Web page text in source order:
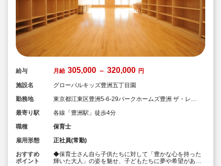
給与 月給 305,000 ～ 320,000 円
施設名
グローバルキッズ豊洲五丁目園
勤務地
東京都江東区豊洲5-6-29パークホームズ豊洲 ザ・レジ
最寄り駅
各線「豊洲駅」徒歩4分
職種
保育士
雇用形態
正社員(常勤)
おすすめ
ポイント
◆保育士さん自ら子供たちに対して「豊かな心を持った
輝いた大人」の姿を魅せ、子どもたちに夢や希望がある